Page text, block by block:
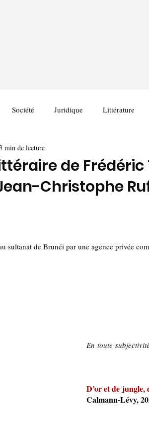
Société Juridique Littérature
de Frédéric
Christophe
3 min de lecture
sultanat de Brunéi par une agence privée
En toute
D’or et de
Calmann-Lévy,